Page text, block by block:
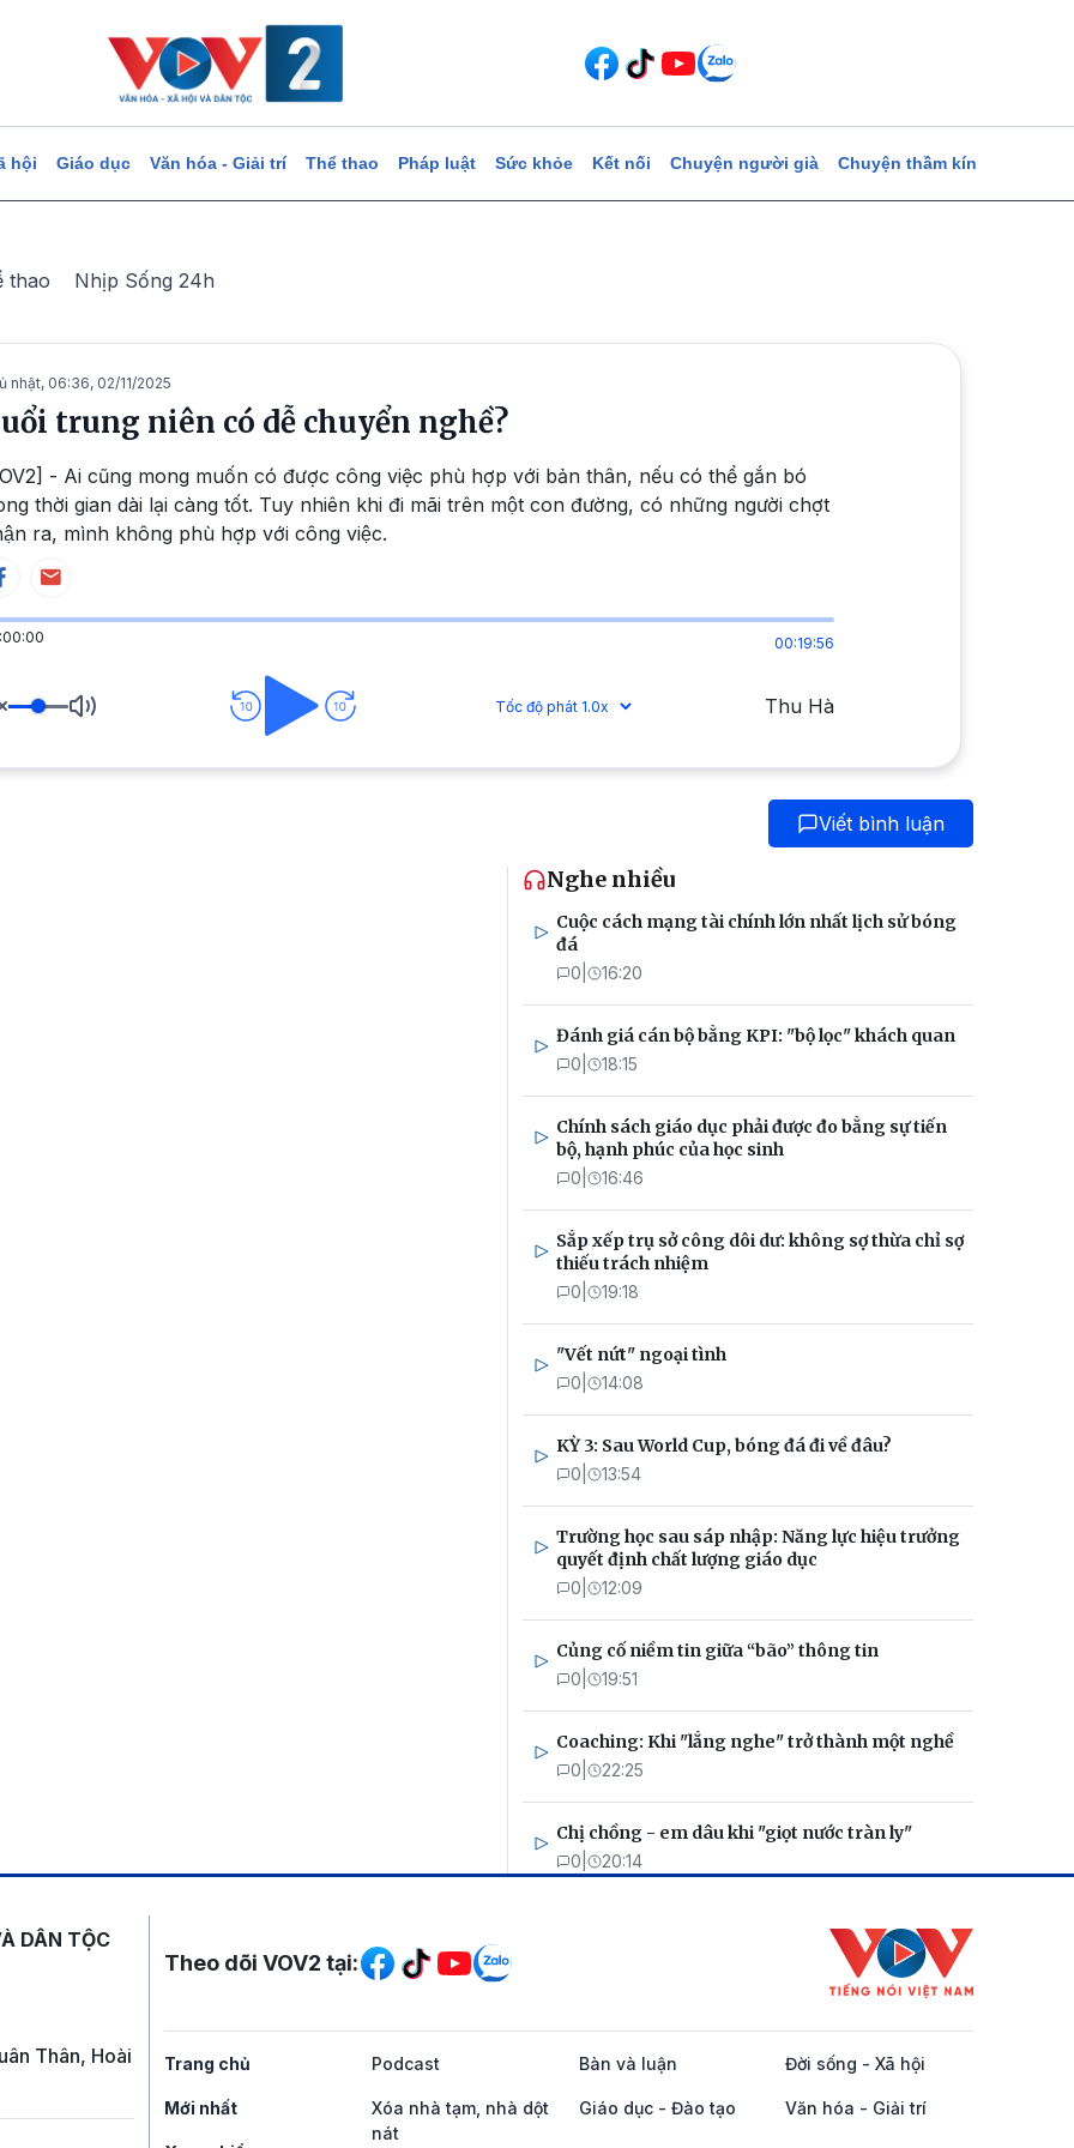
hội Giáo dục Văn hóa - Giải trí Thể thao Pháp luật Sức khỏe Kết nối Chuyện người già Chuyện thầm kín
thao Nhịp Sống 24h
nhật, 06:36, 02/11/2025
trung niên có dễ chuyển nghề?
- Ai cũng mong muốn có được công việc phù hợp với bản thân, nếu có thể gắn bó
thời gian dài lại càng tốt. Tuy nhiên khi đi mãi trên một con đường, có những người chợt
ra, mình không phù hợp với công việc.
00:19:56
Thu Hà
Viết bình luận
Nghe nhiều
Cuộc cách mạng tài chính lớn nhất lịch sử bóng
đá
0 16:20
Đánh giá cán bộ bằng KPI: "bộ lọc" khách quan
0 18:15
Chính sách giáo dục phải được đo bằng sự tiến
bộ, hạnh phúc của học sinh
0 16:46
Sắp xếp trụ sở công dôi dư: không sợ thừa chỉ sợ
thiếu trách nhiệm
0 19:18
"Vết nứt" ngoại tình
0 14:08
KỲ 3: Sau World Cup, bóng đá đi về đâu?
0 13:54
Trường học sau sáp nhập: Năng lực hiệu trưởng
quyết định chất lượng giáo dục
0 12:09
Củng cố niềm tin giữa “bão” thông tin
0 19:51
Coaching: Khi "lắng nghe" trở thành một nghề
0 22:25
Chị chồng - em dâu khi "giọt nước tràn ly"
0 20:14
DÂN TỘC
Thân, Hoài
Mạng xã hội
Theo dõi VOV2 tại:
Trang chủ
Mới nhất
Podcast Bàn và luận Đời sống - Xã hội
Xóa nhà tạm, nhà dột
nát
Giáo dục - Đào tạo Văn hóa - Giải trí